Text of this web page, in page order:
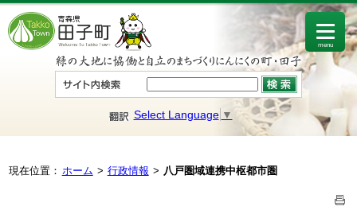
Select Language ▼
menu
現在位置： ホーム 行政情報 八戸圏域連携中枢都市圏